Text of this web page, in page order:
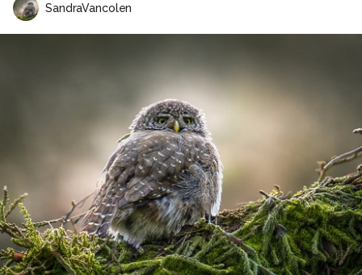
SandraVancolen